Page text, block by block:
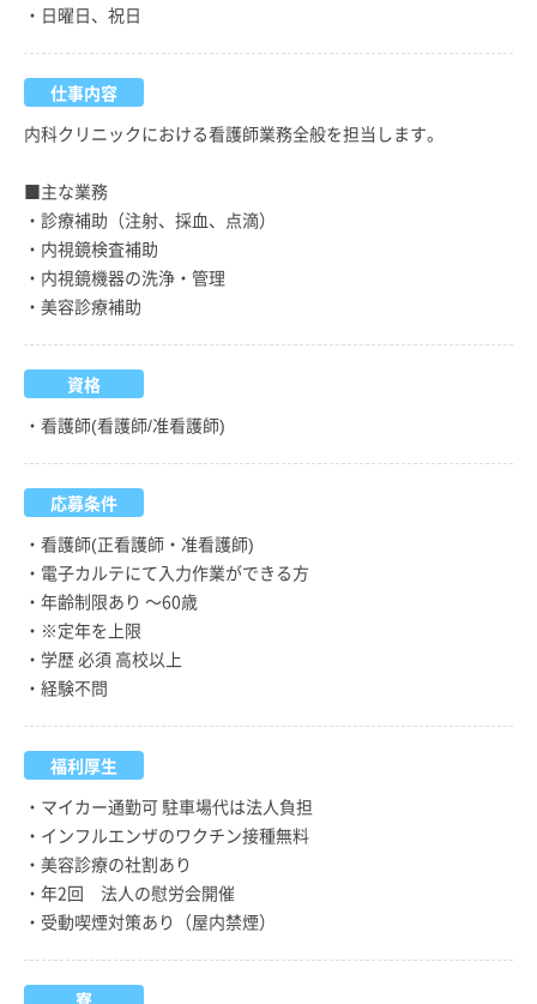
・日曜日、祝日
仕事内容
内科クリニックにおける看護師業務全般を担当します。
■主な業務
・診療補助（注射、採血、点滴）
・内視鏡検査補助
・内視鏡機器の洗浄・管理
・美容診療補助
資格
・看護師(看護師/准看護師)
応募条件
・看護師(正看護師・准看護師)
・電子カルテにて入力作業ができる方
・年齢制限あり ～60歳
・※定年を上限
・学歴 必須 高校以上
・経験不問
福利厚生
・マイカー通勤可 駐車場代は法人負担
・インフルエンザのワクチン接種無料
・美容診療の社割あり
・年2回 法人の慰労会開催
・受動喫煙対策あり（屋内禁煙）
寮